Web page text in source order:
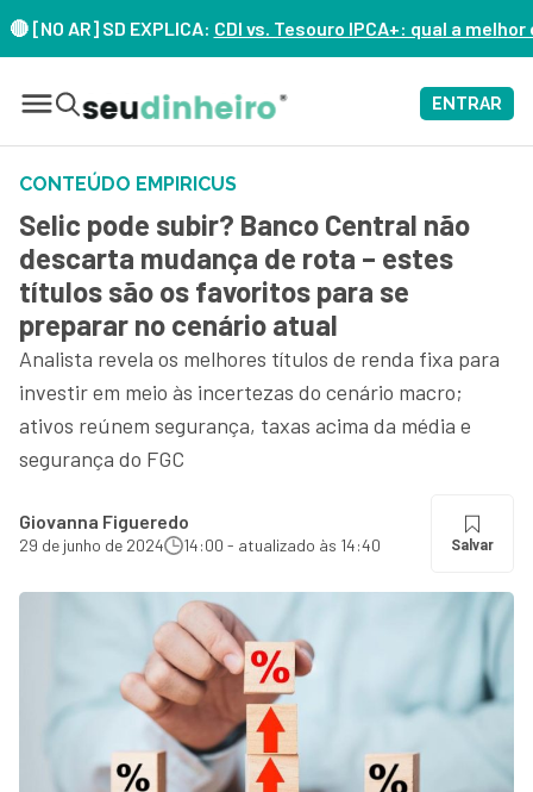
AR] SD EXPLICA:CDI vs. Tesouro IPCA+: qual a melhor opção
ENTRAR
CONTEÚDO EMPIRICUS
Selic pode subir? Banco Central não
descarta mudança de rota – estes
títulos são os favoritos para se
preparar no cenário atual
Analista revela os melhores títulos de renda fixa para
investir em meio às incertezas do cenário macro;
ativos reúnem segurança, taxas acima da média e
segurança do FGC
Giovanna Figueredo
29 de junho de 2024 14:00 - atualizado às 14:40 Salvar